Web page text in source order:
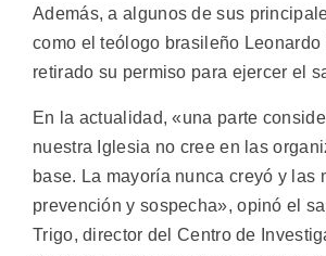
Además, a algunos de sus
como el teólogo brasileño Leonardo
retirado su permiso para ejercer el
En la actualidad, «una parte
nuestra Iglesia no cree en las
base. La mayoría nunca creyó y las
prevención y sospecha», opinó el
Trigo, director del Centro de